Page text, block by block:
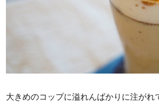
大きめのコップに溢れんばかりに注がれ